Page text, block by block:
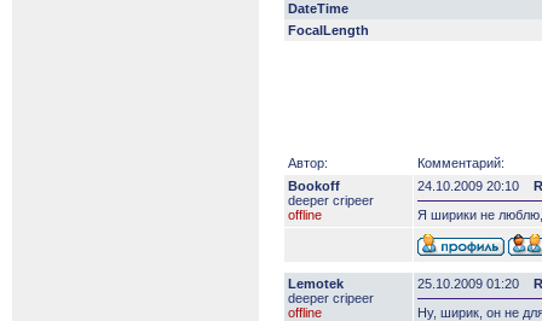
DateTime
FocalLength
Автор:
Комментарий:
Bookoff
deeper сripeer
offline
24.10.2009 20:10
Я ширики не
Lemotek
deeper сripeer
offline
25.10.2009 01:20
Ну, ширик, он не